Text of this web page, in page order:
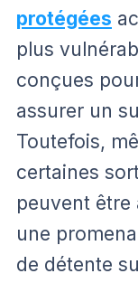
protégées
plus
conçues
assurer un
Toutefois,
certaines
peuvent être
une
de détente